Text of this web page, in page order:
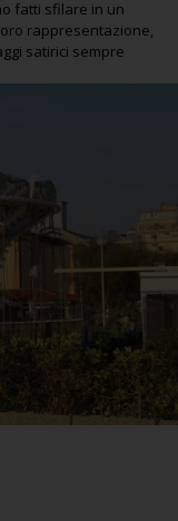
fatti sfilare in un
rappresentazione,
satirici sempre